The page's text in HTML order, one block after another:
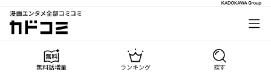
漫画エンタメ全部コミコミ
カドコミ
無料話増量 ランキング 探す